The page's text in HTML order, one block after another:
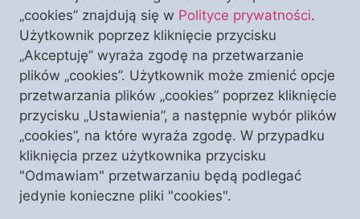
Oto ten moment: mamy dla Państwa zaproszenie na
premierowy pokaz filmu „Bóg” w reżyserii Krystiana
Kratiuka i Mateusza Ochmana. Ta niezwykła
produkcja Stowarzyszenia Ks. Piotra Skargi została
w pełni sfinansowana przez darczyńców
Stowarzyszenia. Wychodząc naprzeciw ich
oczekiwaniom, organizujemy dla Państwa w sobotę
26 marca specjalny pokaz w Szczecinie. To pierwsza
z serii publicznych emisji filmu […]
„cookies” znajdują się w Polityce prywatności.
Użytkownik poprzez kliknięcie przycisku
„Akceptuję” wyraża zgodę na przetwarzanie
plików „cookies”. Użytkownik może zmienić opcje
przetwarzania plików „cookies” poprzez kliknięcie
przycisku „Ustawienia”, a następnie wybór plików
„cookies”, na które wyraża zgodę. W przypadku
kliknięcia przez użytkownika przycisku
"Odmawiam" przetwarzaniu będą podlegać
jedynie konieczne pliki "cookies".